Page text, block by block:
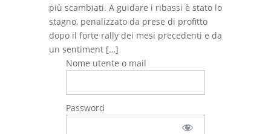
più scambiati. A guidare i ribassi è stato lo
stagno, penalizzato da prese di profitto
dopo il forte rally dei mesi precedenti e da
un sentiment […]
Nome utente o mail
Password